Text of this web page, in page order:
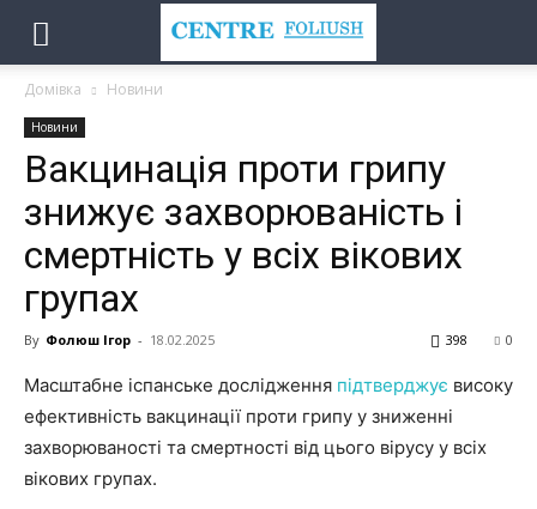
Домівка Новини
Новини
Вакцинація проти грипу
знижує захворюваність і
смертність у всіх вікових
групах
By Фолюш Ігор - 18.02.2025 0
398
Масштабне іспанське дослідження підтверджує високу
ефективність вакцинації проти грипу у зниженні
захворюваності та смертності від цього вірусу у всіх
вікових групах.